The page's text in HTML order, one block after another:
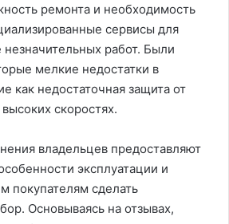
ремонта и необходимость
сервисы для
работ. Были
мелкие недостатки в
как недостаточная защита от
скоростях.
владельцев предоставляют
эксплуатации и
покупателям сделать
Основываясь на отзывах,